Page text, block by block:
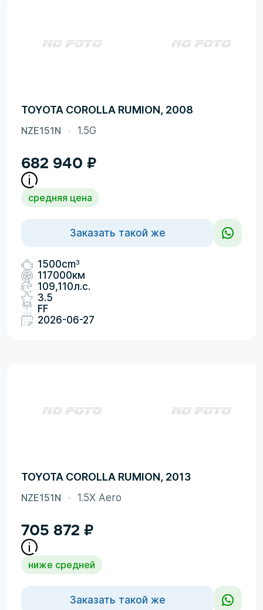
TOYOTA COROLLA RUMION, 2008
NZE151N 1.5G
682 940 ₽
средняя цена
Заказать такой же
1500cm3
117000км
109,110л.с.
3.5
FF
2026-06-27
TOYOTA COROLLA RUMION, 2013
NZE151N 1.5X Aero
705 872 ₽
ниже средней
Заказать такой же